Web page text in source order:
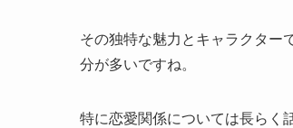
その独特な魅力とキャラクター
分が多いですね。
特に恋愛関係については長らく